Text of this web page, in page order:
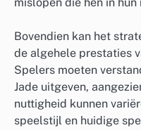
Bovendien kan het
de algehele prestaties
Spelers moeten
Jade uitgeven,
nuttigheid kunnen
speelstijl en huidige